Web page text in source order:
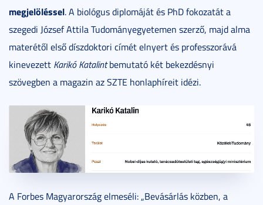
megjelöléssel. A biológus diplomáját és PhD fokozatát a
szegedi József Attila Tudományegyetemen szerző, majd alma
materétől első díszdoktori címét elnyert és professzorává
kinevezett Karikó Katalintbemutató két bekezdésnyi
szövegben a magazin az SZTE honlaphíreit idézi.
A Forbes Magyarország elmeséli: „Bevásárlás közben, a